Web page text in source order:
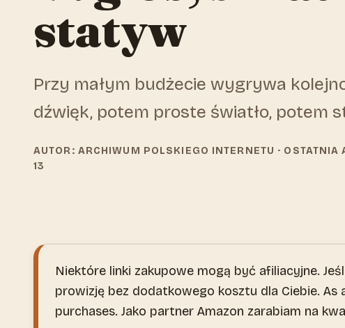
statyw
Przy małym budżecie wygrywa
dźwięk, potem proste światło, potem
AUTOR: ARCHIWUM POLSKIEGO INTERNETU ·
13
Niektóre linki zakupowe mogą być afiliacyjne.
prowizję bez dodatkowego kosztu dla Ciebie.
purchases. Jako partner Amazon zarabiam na